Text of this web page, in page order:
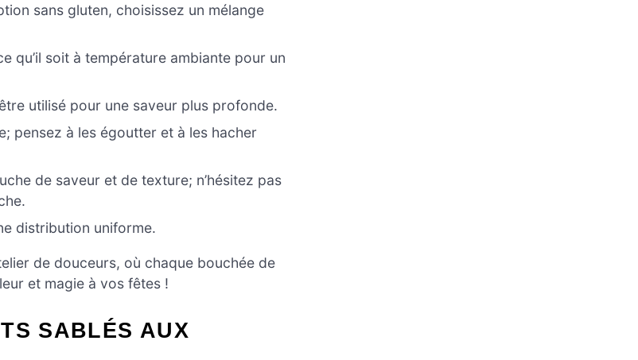
sans gluten, choisissez un mélange
qu’il soit à température ambiante pour un
utilisé pour une saveur plus profonde.
pensez à les égoutter et à les hacher
de saveur et de texture; n’hésitez pas
distribution uniforme.
de douceurs, où chaque bouchée de
et magie à vos fêtes !
SABLÉS AUX